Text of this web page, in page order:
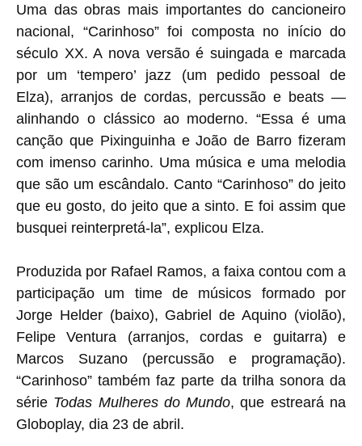
Uma das obras mais importantes do cancioneiro
nacional, “Carinhoso” foi composta no início do
século XX. A nova versão é suingada e marcada
por um ‘tempero’ jazz (um pedido pessoal de
Elza), arranjos de cordas, percussão e beats —
alinhando o clássico ao moderno. “Essa é uma
canção que Pixinguinha e João de Barro fizeram
com imenso carinho. Uma música e uma melodia
que são um escândalo. Canto “Carinhoso” do jeito
que eu gosto, do jeito que a sinto. E foi assim que
busquei reinterpretá-la”, explicou Elza.
Produzida por Rafael Ramos, a faixa contou com a
participação um time de músicos formado por
Jorge Helder (baixo), Gabriel de Aquino (violão),
Felipe Ventura (arranjos, cordas e guitarra) e
Marcos Suzano (percussão e programação).
“Carinhoso” também faz parte da trilha sonora da
série Todas Mulheres do Mundo, que estreará na
Globoplay, dia 23 de abril.